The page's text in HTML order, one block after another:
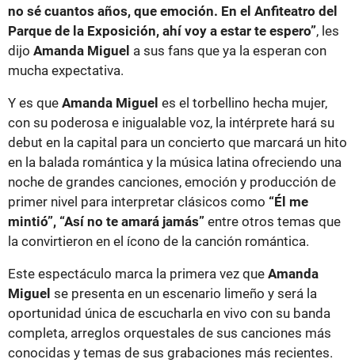
no sé cuantos años, que emoción. En el Anfiteatro del
Parque de la Exposición, ahí voy a estar te espero”, les
dijo Amanda Miguel a sus fans que ya la esperan con
mucha expectativa.
Y es que Amanda Miguel es el torbellino hecha mujer,
con su poderosa e inigualable voz, la intérprete hará su
debut en la capital para un concierto que marcará un hito
en la balada romántica y la música latina ofreciendo una
noche de grandes canciones, emoción y producción de
primer nivel para interpretar clásicos como “Él me
mintió”, “Así no te amará jamás” entre otros temas que
la convirtieron en el ícono de la canción romántica.
Este espectáculo marca la primera vez que Amanda
Miguel se presenta en un escenario limeño y será la
oportunidad única de escucharla en vivo con su banda
completa, arreglos orquestales de sus canciones más
conocidas y temas de sus grabaciones más recientes.